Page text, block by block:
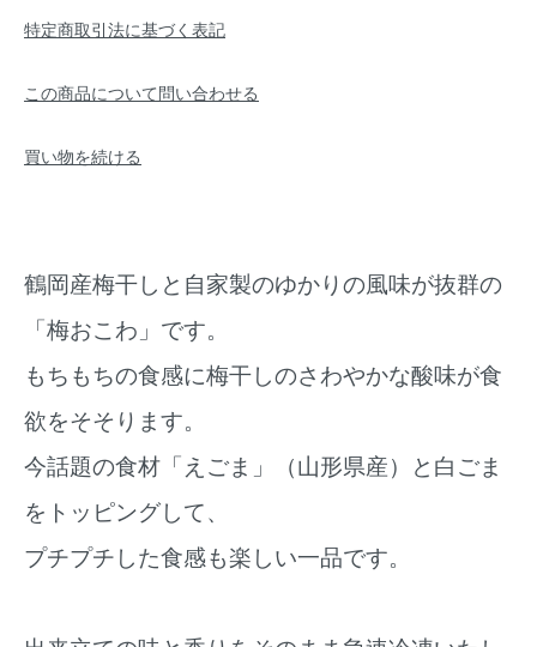
特定商取引法に基づく表記
この商品について問い合わせる
買い物を続ける
鶴岡産梅干しと自家製のゆかりの風味が抜群の
「梅おこわ」です。
もちもちの食感に梅干しのさわやかな酸味が食
欲をそそります。
今話題の食材「えごま」（山形県産）と白ごま
をトッピングして、
プチプチした食感も楽しい一品です。